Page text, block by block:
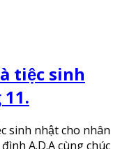
tiệc sinh
sinh nhật cho nhân
A.D.A cùng chúc